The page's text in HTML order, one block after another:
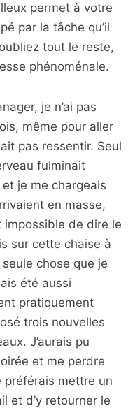
permet à votre
par la tâche qu’il
tout le reste,
phénoménale.
je n’ai pas
même pour aller
pas ressentir. Seul
fulminait
je me chargeais
en masse,
impossible de dire le
sur cette chaise à
chose que je
été aussi
pratiquement
trois nouvelles
J’aurais pu
et me perdre
préférais mettre un
et d’y retourner le